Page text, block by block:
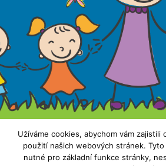
Užíváme cookies, abychom vám zajistili
použití našich webových stránek.
nutné pro základní funkce stránky,